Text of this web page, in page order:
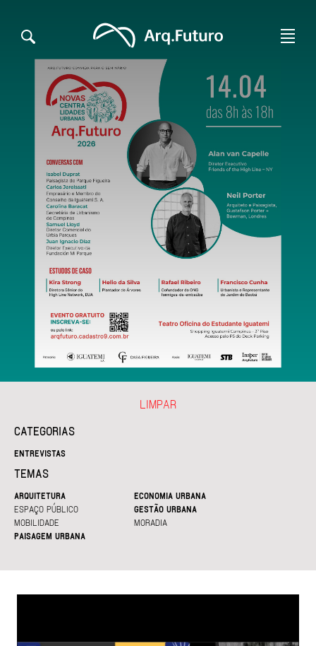
CATEGORIAS
ENTREVISTAS
TEMAS
ARQUITETURA
ECONOMIA URBANA
ESPAÇO PÚBLICO
GESTÃO URBANA
MOBILIDADE
MORADIA
PAISAGEM URBANA
LIMPAR